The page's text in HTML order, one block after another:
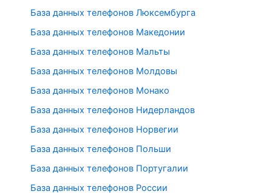
База данных телефонов Люксембурга
База данных телефонов Македонии
База данных телефонов Мальты
База данных телефонов Молдовы
База данных телефонов Монако
База данных телефонов Нидерландов
База данных телефонов Норвегии
База данных телефонов Польши
База данных телефонов Португалии
База данных телефонов России